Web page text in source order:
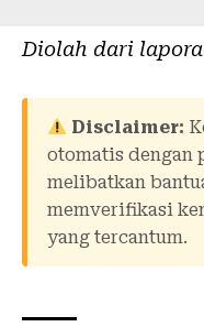
Diolah dari
Disclaimer:
otomatis dengan
melibatkan
memverifikasi
yang tercantum.